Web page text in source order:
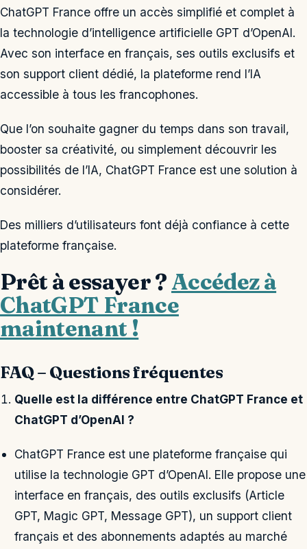
ChatGPT France offre un accès simplifié et complet à
la technologie d’intelligence artificielle GPT d’OpenAI.
Avec son interface en français, ses outils exclusifs et
son support client dédié, la plateforme rend l’IA
accessible à tous les francophones.
Que l’on souhaite gagner du temps dans son travail,
booster sa créativité, ou simplement découvrir les
possibilités de l’IA, ChatGPT France est une solution à
considérer.
Des milliers d’utilisateurs font déjà confiance à cette
plateforme française.
Prêt à essayer ? Accédez à
ChatGPT France
maintenant !
FAQ – Questions fréquentes
Quelle est la différence entre ChatGPT France et
ChatGPT d’OpenAI ?
ChatGPT France est une plateforme française qui
utilise la technologie GPT d’OpenAI. Elle propose une
interface en français, des outils exclusifs (Article
GPT, Magic GPT, Message GPT), un support client
français et des abonnements adaptés au marché